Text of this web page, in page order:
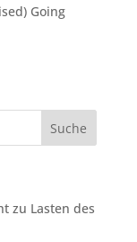
Going
zu Lasten des